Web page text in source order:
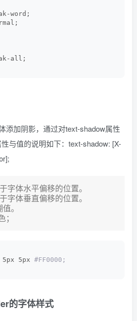
word;
all;
添加阴影，通过对text-shadow属性
与值的说明如下：text-shadow: [X-
字体水平偏移的位置。
字体垂直偏移的位置。
。
5px #FF0000;
的字体样式